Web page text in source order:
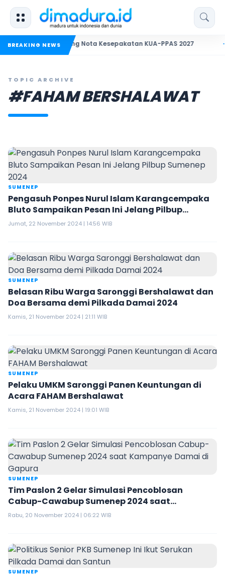
BREAKING NEWS
Penting Nota Kesepakatan KUA-PPAS 2027
TOPIC ARCHIVE
#FAHAM BERSHALAWAT
SUMENEP
Pengasuh Ponpes Nurul Islam Karangcempaka
Bluto Sampaikan Pesan Ini Jelang Pilbup
Sumenep 2024
Jumat, 22 November 2024 | 14:56 WIB
SUMENEP
Belasan Ribu Warga Saronggi Bershalawat dan
Doa Bersama demi Pilkada Damai 2024
Kamis, 21 November 2024 | 21:11 WIB
SUMENEP
Pelaku UMKM Saronggi Panen Keuntungan di
Acara FAHAM Bershalawat
Kamis, 21 November 2024 | 19:01 WIB
SUMENEP
Tim Paslon 2 Gelar Simulasi Pencoblosan
Cabup-Cawabup Sumenep 2024 saat
Kampanye Damai di Gapura
Rabu, 20 November 2024 | 06:22 WIB
SUMENEP